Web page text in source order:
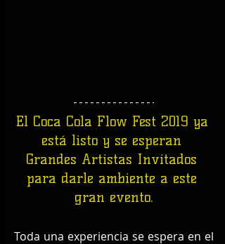
El Coca Cola Flow Fest 2019 ya
está listo y se esperan
Grandes Artistas Invitados
para darle ambiente a este
gran evento.